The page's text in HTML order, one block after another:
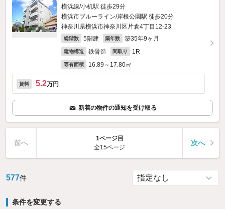
横浜線/小机駅 徒歩29分
横浜市ブルーライン/岸根公園駅 徒歩20分
神奈川県横浜市神奈川区片倉4丁目12-23
総階数 5階建 築年数 築35年9ヶ月
建物構造 鉄骨造 間取り 1R
専有面積 16.89～17.80㎡
賃料 5.2万円
新着の物件の通知を受け取る
前へ
1ページ目
全15ページ
次へ
577件
条件を変更する